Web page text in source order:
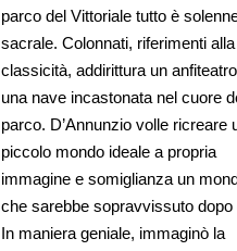
parco del Vittoriale tutto è
sacrale. Colonnati, riferimenti alla
classicità, addirittura un
una nave incastonata nel cuore
parco. D’Annunzio volle ricreare
piccolo mondo ideale a propria
immagine e somiglianza un
che sarebbe sopravvissuto dopo
In maniera geniale, immaginò la